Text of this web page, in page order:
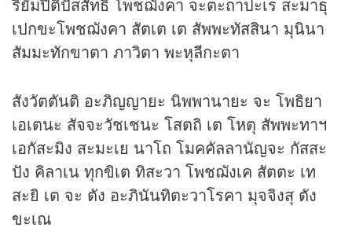
ริยัมปีติปัสสัทธิ โพชฌังคา จะตะถาปะเร สะมาธุ
เปกขะโพชฌังคา สัตเต เต สัพพะทัสสินา มุนินา
สัมมะทักขาตา ภาวิตา พะหุลีกะตา
สังวัตตันติ อะภิญญายะ นิพพานายะ จะ โพธิยา
เอเตนะ สัจจะวัชเชนะ โสตถิ เต โหตุ สัพพะทาฯ
เอกัสะมิง สะมะเย นาโถ โมคคัลลานัญจะ กัสสะ
ปัง คิลาเน ทุกขิเต ทิสะวา โพชฌังเค สัตตะ เท
สะยิ เต จะ ตัง อะภินันทิตะวาโรคา มุจจิงสุ ตัง
ขะเณ